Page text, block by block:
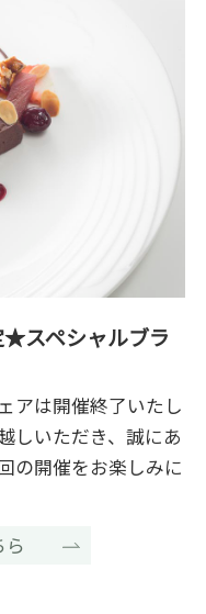
★スペシャルブラ
アは開催終了いたし
しいただき、誠にあ
の開催をお楽しみに
ら